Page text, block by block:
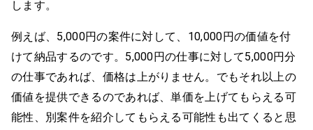
します。
例えば、5,000円の案件に対して、10,000円の価値を付
けて納品するのです。5,000円の仕事に対して5,000円分
の仕事であれば、価格は上がりません。でもそれ以上の
価値を提供できるのであれば、単価を上げてもらえる可
能性、別案件を紹介してもらえる可能性も出てくると思